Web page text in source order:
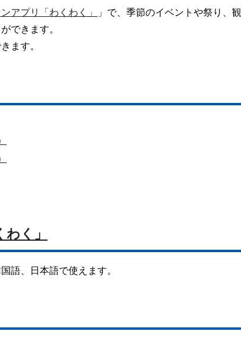
アプリ「わくわく」
」で、季節のイベントや祭り、
できます。
ます。
く」
語、日本語で使えます。